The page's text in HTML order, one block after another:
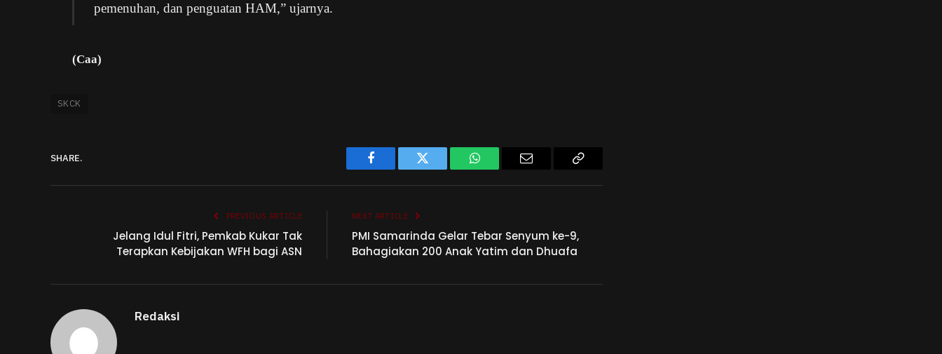
pemenuhan, dan penguatan HAM,” ujarnya.
(Caa)
SKCK
SHARE.
Facebook Twitter WhatsAppEmail
Copy
PREVIOUS ARTICLE
Jelang Idul Fitri, Pemkab Kukar Tak
Terapkan Kebijakan WFH bagi ASN
NEXT ARTICLE
PMI Samarinda Gelar Tebar Senyum ke-9,
Bahagiakan 200 Anak Yatim dan Dhuafa
Redaksi